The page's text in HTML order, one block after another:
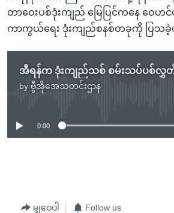
တာဝေးပစ်ဒုံးကျည် မြေပြင်ကနေ ဝေဟ
ကာကွယ်ရေး ဒုံးကျည်စနစ်တခုကို ပြသခဲ့
အီရန်က ဒုံးကျည်သစ် စမ်းသပ်ပစ်လွှ
by ဗွီအိုအေသတင်းဌာန
No media source
0:00
မျှဝေပါ Follow us